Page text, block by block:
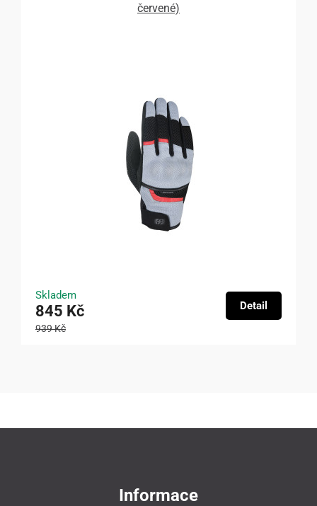
červené)
Skladem
845 Kč
939 Kč
Detail
Informace